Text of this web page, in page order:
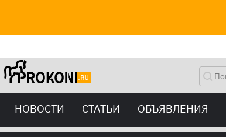
НОВОСТИ СТАТЬИ ОБЪЯВЛЕНИЯ